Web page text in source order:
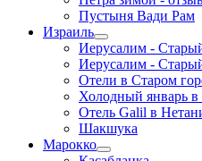
Пустыня Вади Рам
Израиль
Иерусалим -
Иерусалим -
Отели в Старом
Холодный январь
Отель Galil в
Шакшука
Марокко